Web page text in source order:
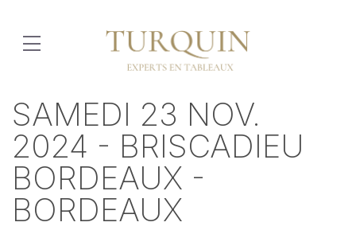
SAMEDI 23 NOV.
2024 - BRISCADIEU
BORDEAUX -
BORDEAUX